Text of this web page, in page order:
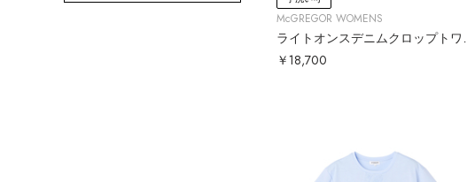
McGREGOR WOMENS
￥18,700